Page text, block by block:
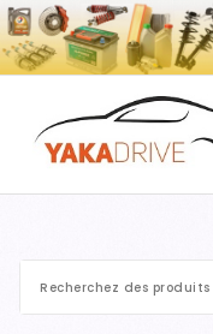
Aller
au
contenu